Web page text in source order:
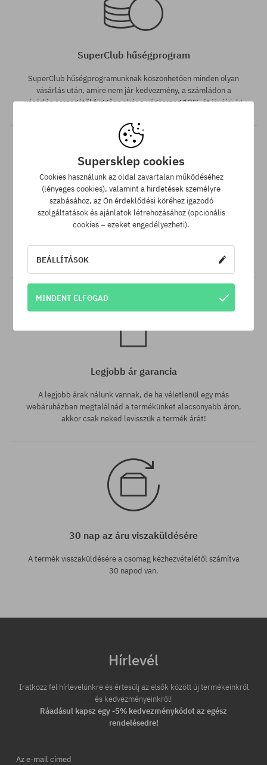
Elérhető méretek:
SuperClub hűségprogram
SuperClub hűségprogramunknak köszönhetően minden olyan
vásárlás után, amire nem jár kedvezmény, a számládon a
vásárlás összegétől függően akár a végösszeg 12%-át jóváírjuk!
Ingyenes szállítás 25 000 Ft-tól
Legjobb ár garancia
A legjobb árak nálunk vannak, de ha véletlenül egy más
webáruházban megtalálnád a termékünket alacsonyabb áron,
akkor csak neked levisszük a termék árát!
30 nap az áru viszaküldésére
A termék visszaküldésére a csomag kézhezvételétől számítva
30 napod van.
Hírlevél
Iratkozz fel hírlevelünkre és értesülj az elsők között új termékeinkről
és kedvezményeinkről!
Ráadásul kapsz egy -5% kedvezménykódot az egész
rendelésedre!
Az e-mail címed
Supersklep cookies
Cookies használunk az oldal zavartalan működéséhez
(lényeges cookies), valamint a hirdetések személyre
szabásához, az Ön érdeklődési köréhez igazodó
szolgáltatások és ajánlatok létrehozásához (opcionális
cookies – ezeket engedélyezheti).
BEÁLLÍTÁSOK
MINDENT ELFOGAD